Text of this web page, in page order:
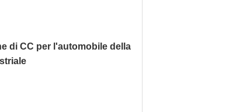
di CC per l'automobile della